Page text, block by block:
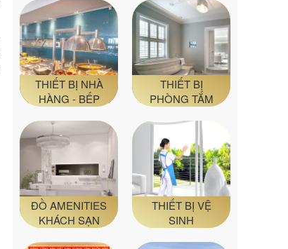
THIẾT BỊ NHÀ
HÀNG - BẾP
THIẾT BỊ
PHÒNG TẮM
ĐỒ AMENITIES
KHÁCH SẠN
THIẾT BỊ VỆ
SINH